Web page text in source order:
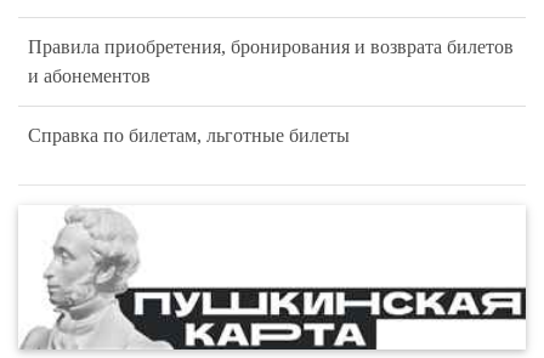
Правила приобретения, бронирования и возврата билетов
и абонементов
Справка по билетам, льготные билеты